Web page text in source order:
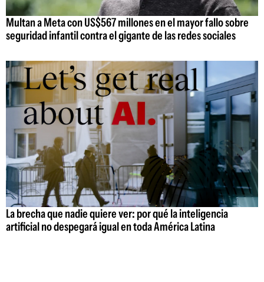
Multan a Meta con US$567 millones en el mayor fallo sobre
seguridad infantil contra el gigante de las redes sociales
La brecha que nadie quiere ver: por qué la inteligencia
artificial no despegará igual en toda América Latina